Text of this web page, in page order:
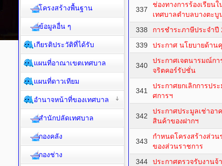
337
ช่องทางการร้องเรียน
เทศบาลตำบลบางตะบู
338
การชำระภาษีประจำปี
339
ประกาศ นโยบายด้าน
340
ประกาศเจตนารมณ์ก
จริตคอร์รัปชั่น
341
ประกาศยกเลิกการปร
ศการฯ
342
ประกาศประมูลเช่าอา
สินค้าของฝากฯ
343
กำหนดโครงสร้างส่ว
ของส่วนราชการ
344
ประกาศตรวจรับงานจ้
โครงสร้างพื้นฐาน
ข้อมูลอื่น ๆ
เกียรติประวัติที่ได้รับ
แผนที่อาณาเขตเทศบาล
แผนที่ดาวเทียม
อำนาจหน้าที่ของเทศบาล
สำนักปลัดเทศบาล
กองคลัง
กองช่าง